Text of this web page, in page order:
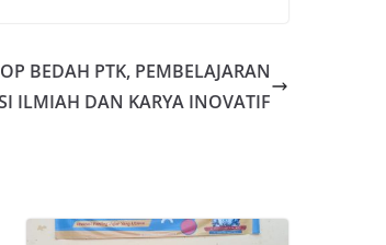
BEDAH PTK, PEMBELAJARAN
ILMIAH DAN KARYA INOVATIF